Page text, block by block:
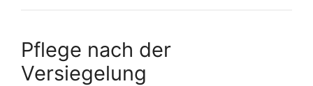
Pflege nach der
Versiegelung